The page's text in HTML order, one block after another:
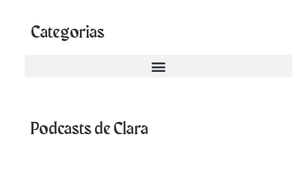
Categorias
Podcasts de Clara